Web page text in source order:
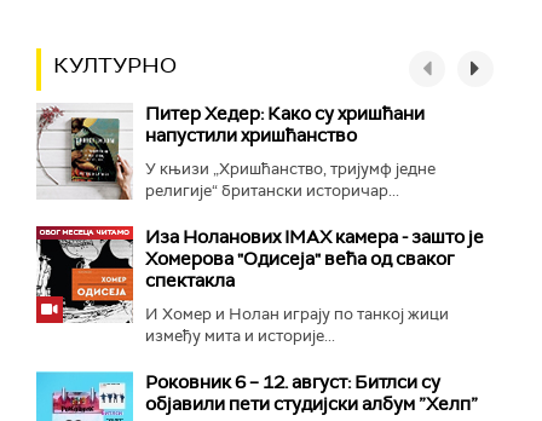
КУЛТУРНО
Питер Хедер: Како су хришћани
напустили хришћанство
У књизи „Хришћанство, тријумф једне
религије“ британски историчар...
Иза Ноланових IMAX камера - зашто је
Хомерова "Одисеја" већа од сваког
спектакла
И Хомер и Нолан играју по танкој жици
између мита и историје...
Роковник 6 – 12. август: Битлси су
објавили пети студијски албум ”Хелп”